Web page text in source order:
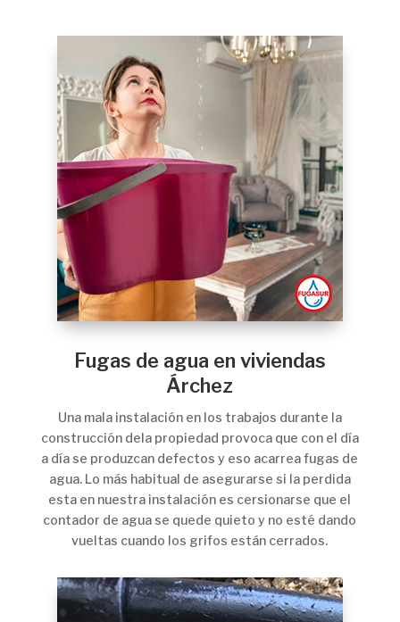
Fugas de agua en viviendas
Árchez
Una mala instalación en los trabajos durante la
construcción dela propiedad provoca que con el día
a día se produzcan defectos y eso acarrea fugas de
agua. Lo más habitual de asegurarse si la perdida
esta en nuestra instalación es cersionarse que el
contador de agua se quede quieto y no esté dando
vueltas cuando los grifos están cerrados.